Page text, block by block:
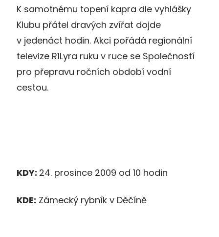
K samotnému topení kapra dle vyhlášky
Klubu přátel dravých zvířat dojde
v jedenáct hodin. Akci pořádá regionální
televize R1Lyra ruku v ruce se Společností
pro přepravu ročních období vodní
cestou.
KDY: 24. prosince 2009 od 10 hodin
KDE: Zámecký rybník v Děčíně